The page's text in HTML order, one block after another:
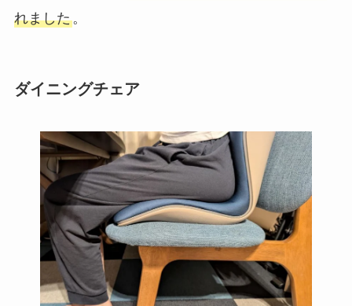
れました。
ダイニングチェア